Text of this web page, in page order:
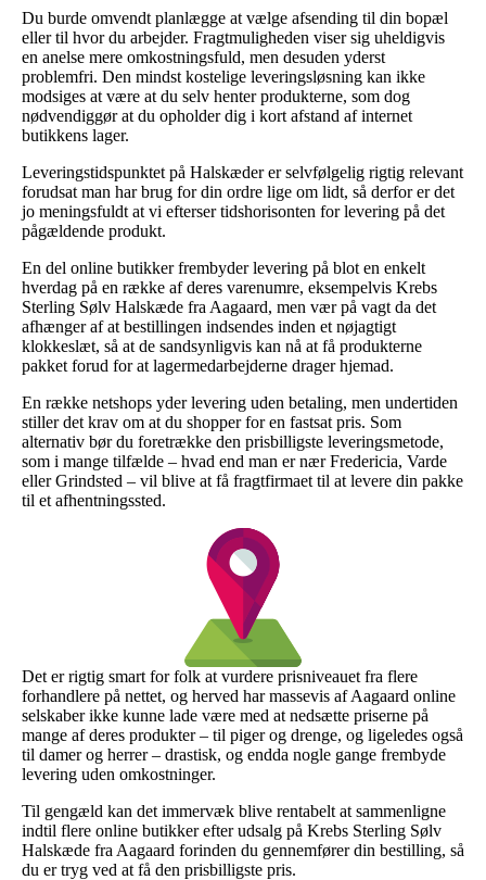
Du burde omvendt planlægge at vælge afsending til din bopæl
eller til hvor du arbejder. Fragtmuligheden viser sig uheldigvis
en anelse mere omkostningsfuld, men desuden yderst
problemfri. Den mindst kostelige leveringsløsning kan ikke
modsiges at være at du selv henter produkterne, som dog
nødvendiggør at du opholder dig i kort afstand af internet
butikkens lager.
Leveringstidspunktet på Halskæder er selvfølgelig rigtig relevant
forudsat man har brug for din ordre lige om lidt, så derfor er det
jo meningsfuldt at vi efterser tidshorisonten for levering på det
pågældende produkt.
En del online butikker frembyder levering på blot en enkelt
hverdag på en række af deres varenumre, eksempelvis Krebs
Sterling Sølv Halskæde fra Aagaard, men vær på vagt da det
afhænger af at bestillingen indsendes inden et nøjagtigt
klokkeslæt, så at de sandsynligvis kan nå at få produkterne
pakket forud for at lagermedarbejderne drager hjemad.
En række netshops yder levering uden betaling, men undertiden
stiller det krav om at du shopper for en fastsat pris. Som
alternativ bør du foretrække den prisbilligste leveringsmetode,
som i mange tilfælde – hvad end man er nær Fredericia, Varde
eller Grindsted – vil blive at få fragtfirmaet til at levere din pakke
til et afhentningssted.
Det er rigtig smart for folk at vurdere prisniveauet fra flere
forhandlere på nettet, og herved har massevis af Aagaard online
selskaber ikke kunne lade være med at nedsætte priserne på
mange af deres produkter – til piger og drenge, og ligeledes også
til damer og herrer – drastisk, og endda nogle gange frembyde
levering uden omkostninger.
Til gengæld kan det immervæk blive rentabelt at sammenligne
indtil flere online butikker efter udsalg på Krebs Sterling Sølv
Halskæde fra Aagaard forinden du gennemfører din bestilling, så
du er tryg ved at få den prisbilligste pris.